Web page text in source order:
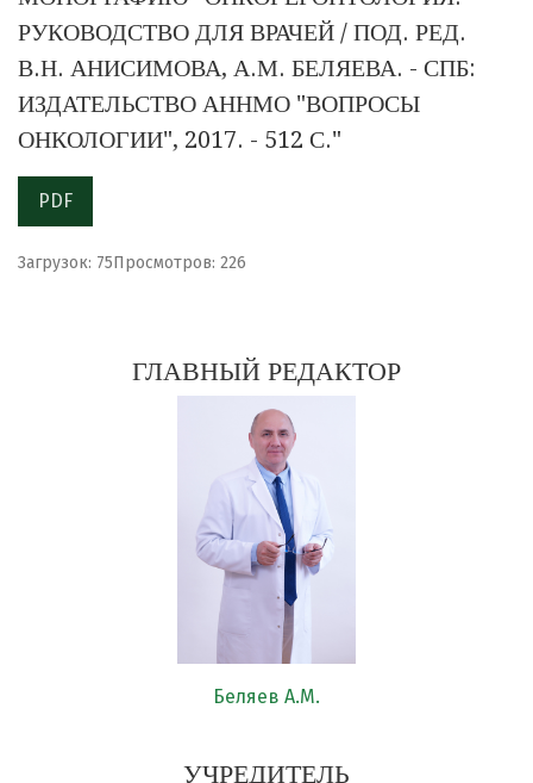
РУКОВОДСТВО ДЛЯ ВРАЧЕЙ / ПОД. РЕД.
В.Н. АНИСИМОВА, А.М. БЕЛЯЕВА. - СПБ:
ИЗДАТЕЛЬСТВО АННМО "ВОПРОСЫ
ОНКОЛОГИИ", 2017. - 512 С."
PDF
Загрузок: 75Просмотров: 226
ГЛАВНЫЙ РЕДАКТОР
Беляев А.М.
УЧРЕДИТЕЛЬ